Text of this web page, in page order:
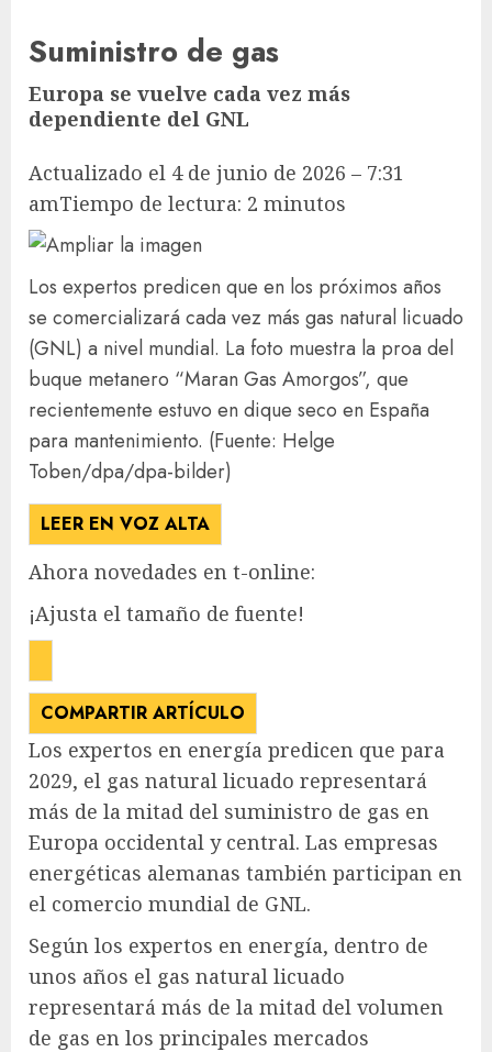
Suministro de gas
Europa se vuelve cada vez más
dependiente del GNL
Actualizado el 4 de junio de 2026 – 7:31
amTiempo de lectura: 2 minutos
Los expertos predicen que en los próximos años
se comercializará cada vez más gas natural licuado
(GNL) a nivel mundial. La foto muestra la proa del
buque metanero “Maran Gas Amorgos”, que
recientemente estuvo en dique seco en España
para mantenimiento. (Fuente: Helge
Toben/dpa/dpa-bilder)
LEER EN VOZ ALTA
Ahora novedades en t-online:
¡Ajusta el tamaño de fuente!
COMPARTIR ARTÍCULO
Los expertos en energía predicen que para
2029, el gas natural licuado representará
más de la mitad del suministro de gas en
Europa occidental y central. Las empresas
energéticas alemanas también participan en
el comercio mundial de GNL.
Según los expertos en energía, dentro de
unos años el gas natural licuado
representará más de la mitad del volumen
de gas en los principales mercados